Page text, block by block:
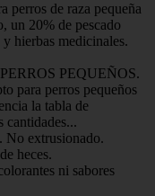
perros de raza pequeña
un 20% de pescado
hierbas medicinales.
PEQUEÑOS.
para perros pequeños
la tabla de
cantidades...
No extrusionado.
heces.
ni sabores